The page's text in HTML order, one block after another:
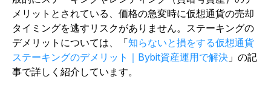
メリットとされている、価格の急変時に仮想通貨の売却
タイミングを逃すリスクがありません。ステーキングの
デメリットについては、「知らないと損をする仮想通貨
ステーキングのデメリット｜Bybit資産運用で解決 」の記
事で詳しく紹介しています。